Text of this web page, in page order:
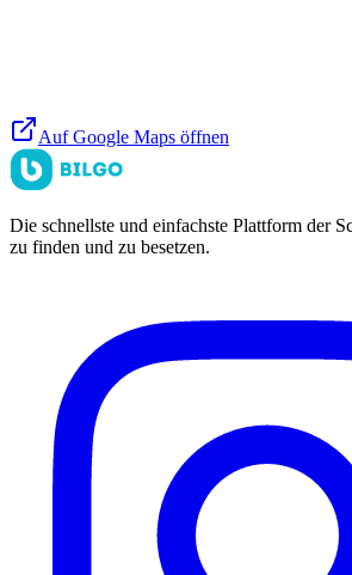
Auf Google Maps öffnen
Die schnellste und einfachste Plattform der
zu finden und zu besetzen.